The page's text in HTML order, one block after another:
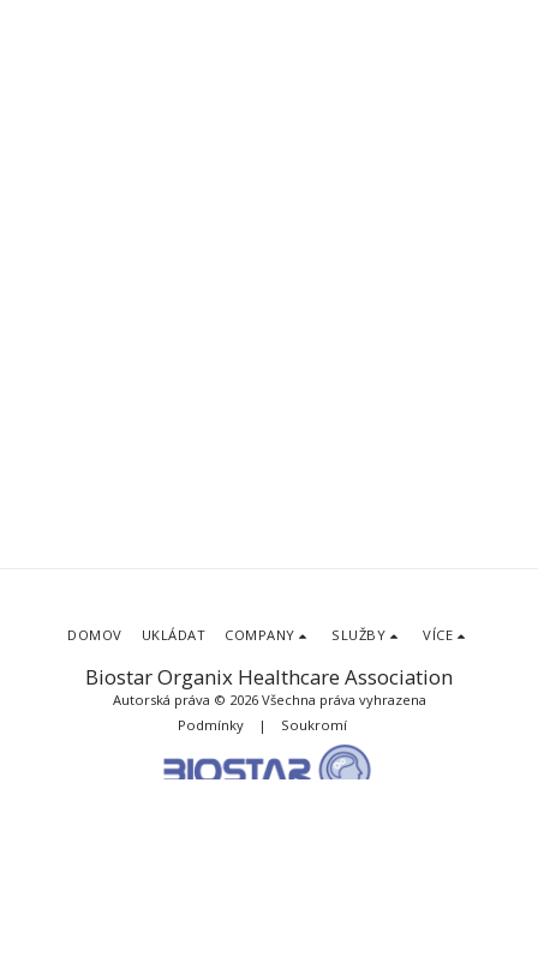
Biostar Organix Healthcare Association
Autorská práva © 2026 Všechna práva vyhrazena
Podmínky| Soukromí
DOMOV UKLÁDAT COMPANY SLUŽBY VÍCE